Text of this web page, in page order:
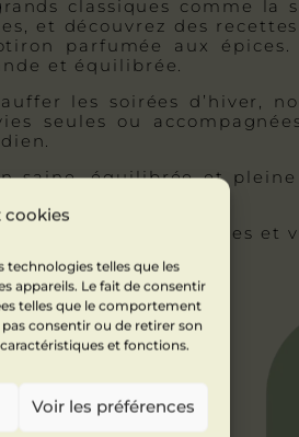
cookies
technologies telles que les
appareils. Le fait de consentir
telles que le comportement
consentir ou de retirer son
et fonctions.
Voir les préférences
classiques comme la
et découvrez des
parfumée aux épices.
et équilibrée.
les soirées d’hiver,
seules ou
saine, équilibrée et pleine
maintenant nos soupes et